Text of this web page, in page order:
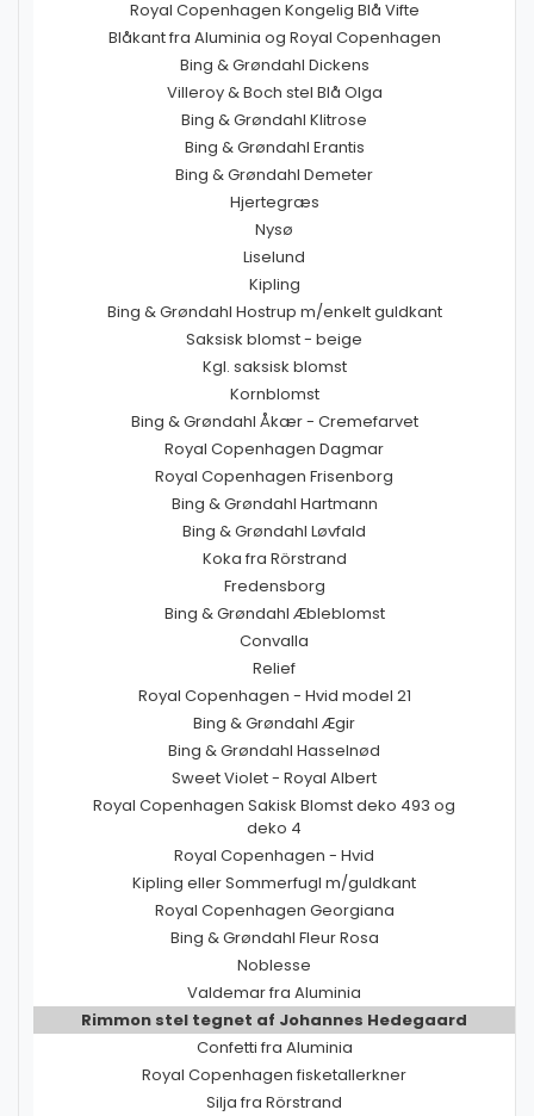
Royal Copenhagen Kongelig Blå Vifte
Blåkant fra Aluminia og Royal Copenhagen
Bing & Grøndahl Dickens
Villeroy & Boch stel Blå Olga
Bing & Grøndahl Klitrose
Bing & Grøndahl Erantis
Bing & Grøndahl Demeter
Hjertegræs
Nysø
Liselund
Kipling
Bing & Grøndahl Hostrup m/enkelt guldkant
Saksisk blomst - beige
Kgl. saksisk blomst
Kornblomst
Bing & Grøndahl Åkær - Cremefarvet
Royal Copenhagen Dagmar
Royal Copenhagen Frisenborg
Bing & Grøndahl Hartmann
Bing & Grøndahl Løvfald
Koka fra Rörstrand
Fredensborg
Bing & Grøndahl Æbleblomst
Convalla
Relief
Royal Copenhagen - Hvid model 21
Bing & Grøndahl Ægir
Bing & Grøndahl Hasselnød
Sweet Violet - Royal Albert
Royal Copenhagen Sakisk Blomst deko 493 og
deko 4
Royal Copenhagen - Hvid
Kipling eller Sommerfugl m/guldkant
Royal Copenhagen Georgiana
Bing & Grøndahl Fleur Rosa
Noblesse
Valdemar fra Aluminia
Rimmon stel tegnet af Johannes Hedegaard
Confetti fra Aluminia
Royal Copenhagen fisketallerkner
Silja fra Rörstrand